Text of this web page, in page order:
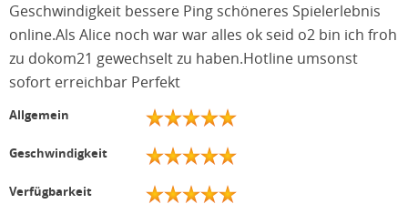
Geschwindigkeit bessere Ping schöneres Spielerlebnis
online.Als Alice noch war war alles ok seid o2 bin ich froh
zu dokom21 gewechselt zu haben.Hotline umsonst
sofort erreichbar Perfekt
Allgemein
Geschwindigkeit
Verfügbarkeit